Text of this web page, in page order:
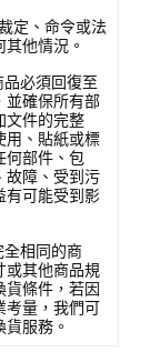
定、命令或法
他情況。
必須回復至
並確保所有部
文件的完整
用、貼紙或標
何部件、包
故障、受到污
有可能受到影
相同的商
或其他商品規
貨條件，若因
考量，我們可
服務。